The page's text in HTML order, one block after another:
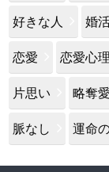
好きな人 婚
恋愛 恋愛心
片思い 略奪愛
脈なし 運命